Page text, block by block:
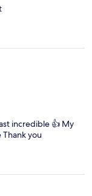
incredible 👍 My
Thank you